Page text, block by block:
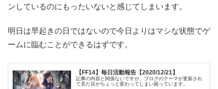
ンしているのにもったいないと感じてしまいます。
明日は早起きの日ではないので今日よりはマシな状態でゲ
ームに臨むことができるはずです。
【FF14】毎日活動報告【2020/12/21】
記事の内容と関係ないですが、ブログのテーマが更新され
て見た目がちょっと変わってしまい困っています。